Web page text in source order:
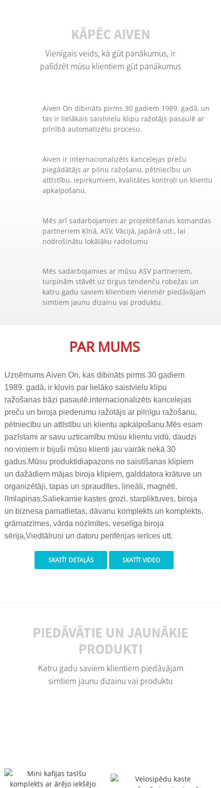
KĀPĒC AIVEN
Vienīgais veids, kā gūt panākumus, ir
palīdzēt mūsu klientiem gūt panākumus
Aiven On dibināts pirms 30 gadiem 1989. gadā, un
tas ir lielākais saistvielu klipu ražotājs pasaulē ar
pilnībā automatizētu procesu.
Aiven ir internacionalizēts kancelejas preču
piegādātājs ar pilnu ražošanu, pētniecību un
attīstību, iepirkumiem, kvalitātes kontroli un klientu
apkalpošanu.
Mēs arī sadarbojamies ar projektēšanas komandas
partneriem Ķīnā, ASV, Vācijā, Japānā utt., lai
nodrošinātu lokālāku radošumu
Mēs sadarbojamies ar mūsu ASV partneriem,
turpinām stāvēt uz tirgus tendenču robežas un
katru gadu saviem klientiem vienmēr piedāvājam
simtiem jaunu dizainu vai produktu.
PAR MUMS
Uzņēmums Aiven On, kas dibināts pirms 30 gadiem
1989. gadā, ir kļuvis par lielāko saistvielu klipu
ražošanas bāzi pasaulē.internacionalizēts kancelejas
preču un biroja piederumu ražotājs ar pilnīgu ražošanu,
pētniecību un attīstību un klientu apkalpošanu.Mēs esam
pazīstami ar savu uzticamību mūsu klientu vidū, daudzi
no viņiem ir bijuši mūsu klienti jau vairāk nekā 30
gadus.Mūsu produktidiapazons no saistīšanas klipiem
un dažādiem mājas biroja klipiem, galddatora krātuve un
organizētāji, tapas un spraudītes, lineāli, magnēti,
līmlapiņas,Saliekamie kastes grozi, starpliktuves, biroja
un biznesa pamatlietas, dāvanu komplekts un komplekts,
grāmatzīmes, vārda nozīmītes, veselīga biroja
sērija,Viedtālruņi un datoru perifērijas ierīces utt.
SKATĪT DETAĻĀS SKATĪT VIDEO
PIEDĀVĀTIE UN JAUNĀKIE
PRODUKTI
Katru gadu saviem klientiem piedāvājam
simtiem jaunu dizainu vai produktu